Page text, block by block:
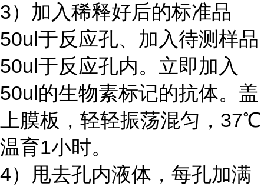
3）加入稀释好后的标准品
50ul于反应孔、加入待测样品
50ul于反应孔内。立即加入
50ul的生物素标记的抗体。盖
上膜板，轻轻振荡混匀，37℃
温育1小时。
4）甩去孔内液体，每孔加满